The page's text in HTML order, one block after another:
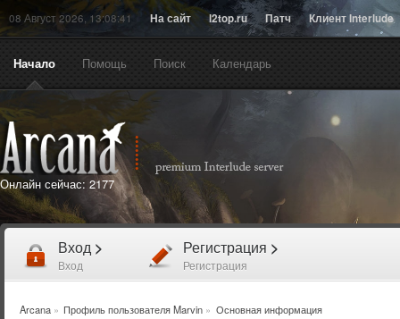
08 Август 2026, 13:08:41 На сайт l2top.ru Патч Клиент Interlude
Начало Помощь Поиск Календарь
Онлайн сейчас: 2177
Вход >
Вход
Регистрация >
Регистрация
Arcana» Профиль пользователя Marvin » Основная информация